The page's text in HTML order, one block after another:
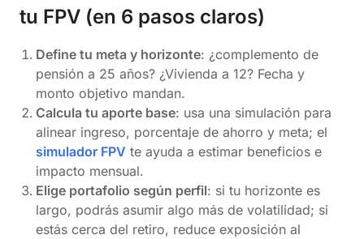
tu FPV (en 6 pasos claros)
Define tu meta y horizonte: ¿complemento de
pensión a 25 años? ¿Vivienda a 12? Fecha y
monto objetivo mandan.
Calcula tu aporte base: usa una simulación para
alinear ingreso, porcentaje de ahorro y meta; el
simulador FPV te ayuda a estimar beneficios e
impacto mensual.
Elige portafolio según perfil: si tu horizonte es
largo, podrás asumir algo más de volatilidad; si
estás cerca del retiro, reduce exposición al